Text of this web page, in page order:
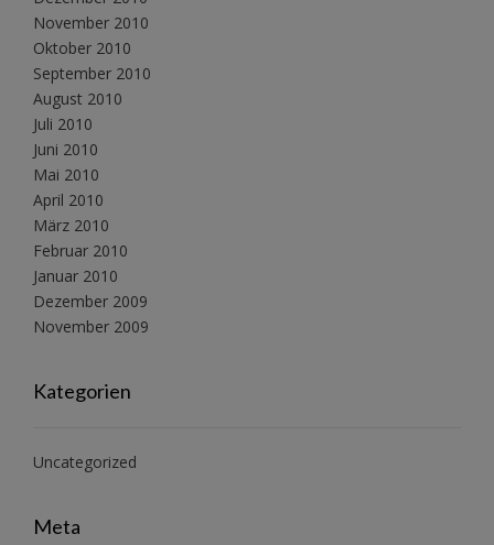
November 2010
Oktober 2010
September 2010
August 2010
Juli 2010
Juni 2010
Mai 2010
April 2010
März 2010
Februar 2010
Januar 2010
Dezember 2009
November 2009
Kategorien
Uncategorized
Meta